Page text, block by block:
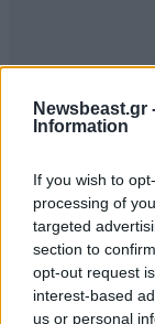
Newsbeast.gr
Information
If you wish to
processing of
targeted
section to
opt-out request
interest-based
us or personal